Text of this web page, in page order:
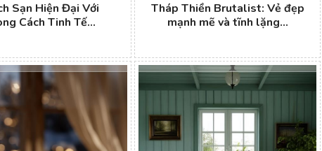
Sạn Hiện Đại Với
Cách Tinh Tế...
Tháp Thiền Brutalist: Vẻ đẹp
mạnh mẽ và tĩnh lặng...